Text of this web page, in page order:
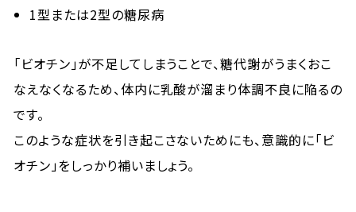
1型または2型の糖尿病
「ビオチン」が不足してしまうことで、糖代謝がうまくおこ
なえなくなるため、体内に乳酸が溜まり体調不良に陥るの
です。
このような症状を引き起こさないためにも、意識的に「ビ
オチン」をしっかり補いましょう。